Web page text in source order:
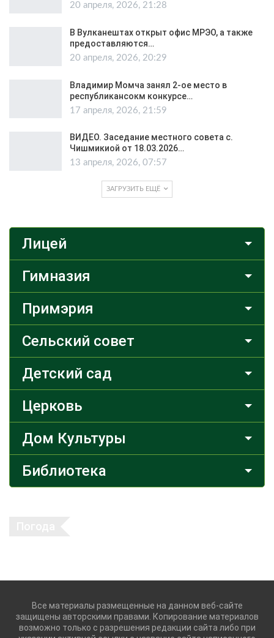
20 апреля, 2026, 21:28
В Вулканештах открыт офис МРЭО, а также
предоставляются…
20 апреля, 2026, 20:29
Владимир Момча занял 2-ое место в
республикансокм конкурсе…
17 апреля, 2026, 21:59
ВИДЕО. Заседание местного совета с.
Чишмикиой от 18.03.2026…
13 апреля, 2026, 07:57
ЗАГРУЗИТЬ ЕЩЁ
Лицей
Гимназия
Примэрия
Сельский совет
Детский сад
Церковь
Дом Культуры
Библиотека
Все материалы размещенные на данном веб-сайте
защищены авторскими правами. Копирование материалов
возможно только с разрешения редакции сайта либо при